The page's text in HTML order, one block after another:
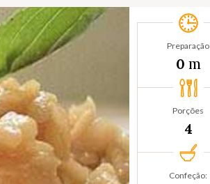
Preparação
0 m
Porções
4
Confeção: